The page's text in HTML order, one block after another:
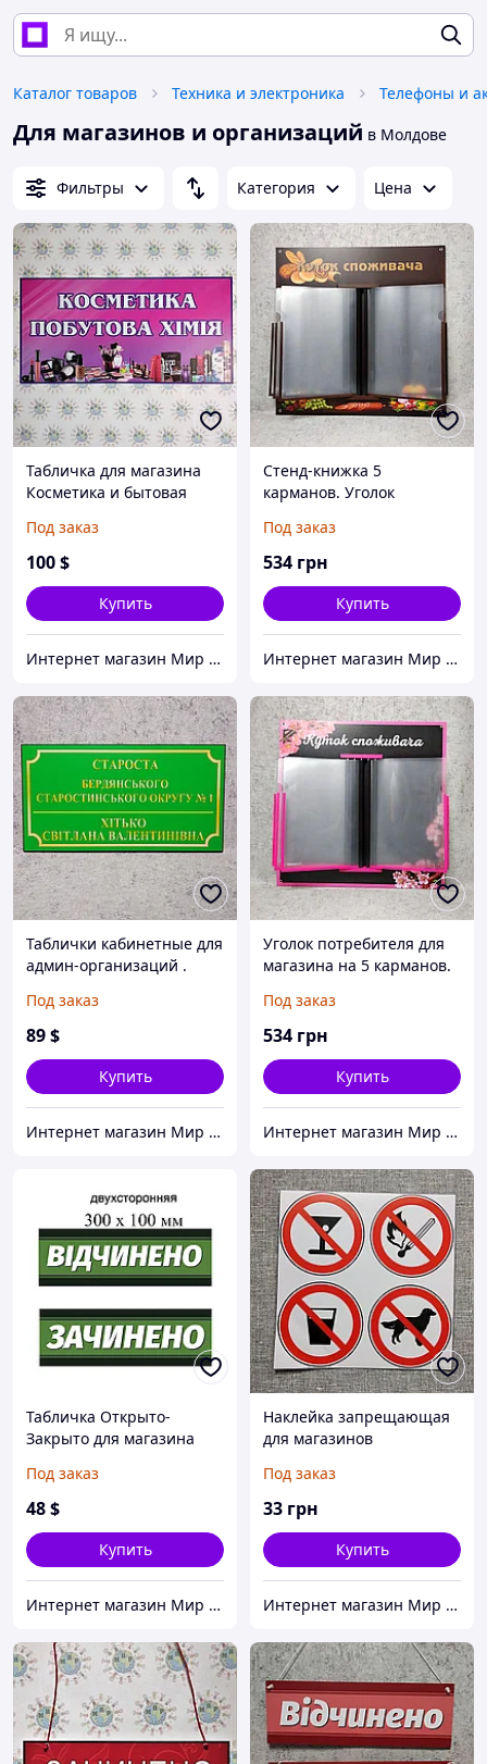
Каталог товаров Техника и электроника Телефоны и
Для магазинов и организаций в Молдове
Фильтры Категория Цена
Табличка для магазина
Косметика и бытовая
Под заказ
100$
Купить
Интернет магазин Мир стендов. Товары из Украины
Стенд-книжка 5
карманов. Уголок
продуктовых магазинов и
рынков
Под заказ
534 грн
Купить
Интернет магазин Мир стендов. Товары из Украины
Таблички кабинетные для
админ-организаций .
мм)
Под заказ
89$
Купить
Интернет магазин Мир стендов. Товары из Украины
Уголок потребителя для
магазина на 5 карманов.
Под заказ
534 грн
Купить
Интернет магазин Мир стендов. Товары из Украины
Табличка Открыто-
Закрыто для магазина
Под заказ
48$
Купить
Интернет магазин Мир стендов. Товары из Украины
Наклейка запрещающая
для магазинов
Под заказ
33 грн
Купить
Интернет магазин Мир стендов. Товары из Украины